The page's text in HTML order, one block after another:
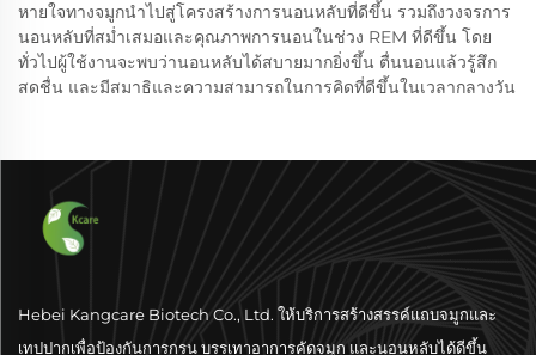
หายใจทางจมูกนำไปสู่โครงสร้างการนอนหลับที่ดีขึ้น รวมถึงวงจรการ
นอนหลับที่สม่ำเสมอและคุณภาพการนอนในช่วง REM ที่ดีขึ้น โดย
ทั่วไปผู้ใช้งานจะพบว่านอนหลับได้สบายมากยิ่งขึ้น ตื่นนอนแล้วรู้สึก
สดชื่น และมีสมาธิและความสามารถในการคิดที่ดีขึ้นในเวลากลางวัน
Hebei Kangcare Biotech Co., Ltd. ให้บริการสร้างสรรค์แถบจมูกและ
เทปปากเพื่อป้องกันการกรน บรรเทาอาการคัดจมูก และนอนหลับได้ดีขึ้น